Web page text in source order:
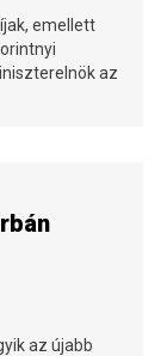
emellett
az
az újabb